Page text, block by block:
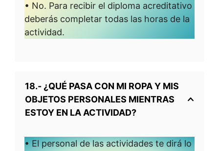
• No. Para recibir el diploma acreditativo
deberás completar todas las horas de la
actividad.
18.- ¿QUÉ PASA CON MI ROPA Y MIS
OBJETOS PERSONALES MIENTRAS
ESTOY EN LA ACTIVIDAD?
• El personal de las actividades te dirá lo